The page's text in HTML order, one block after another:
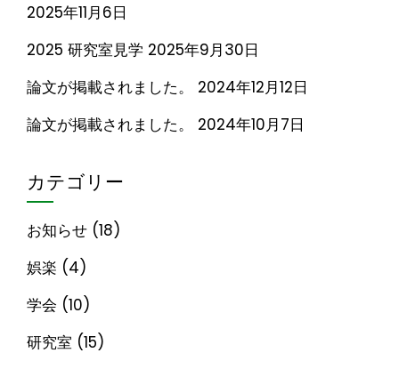
2025年11月6日
2025 研究室見学 2025年9月30日
論文が掲載されました。
2024年12月12日
論文が掲載されました。
2024年10月7日
カテゴリー
お知らせ (18)
娯楽 (4)
学会 (10)
研究室 (15)